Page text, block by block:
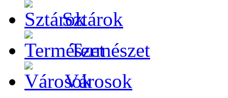
Sztárok
Természet
Városok